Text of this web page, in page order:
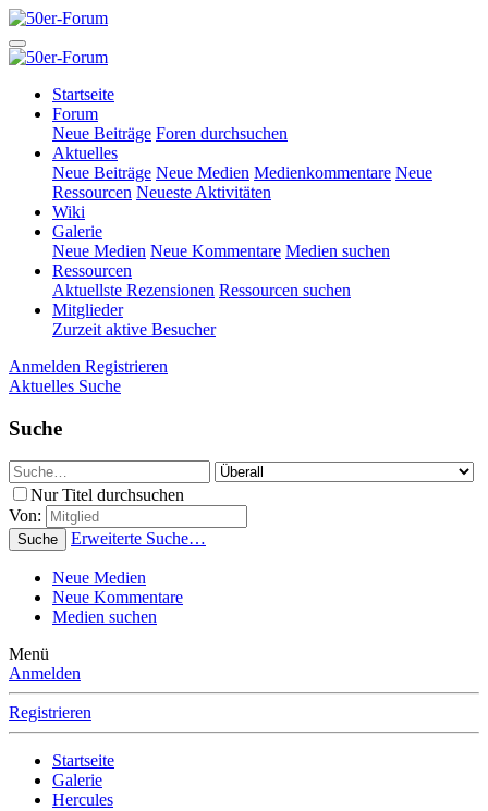
Startseite
Forum
Neue Beiträge Foren durchsuchen
Aktuelles
Neue Beiträge Neue Medien Medienkommentare Neue
Ressourcen Neueste Aktivitäten
Wiki
Galerie
Neue Medien Neue Kommentare Medien suchen
Ressourcen
Aktuellste Rezensionen Ressourcen suchen
Mitglieder
Zurzeit aktive Besucher
Anmelden Registrieren
Aktuelles Suche
Suche
Nur Titel durchsuchen
Von:
Suche Erweiterte Suche…
Neue Medien
Neue Kommentare
Medien suchen
Menü
Anmelden
Registrieren
Startseite
Galerie
Hercules